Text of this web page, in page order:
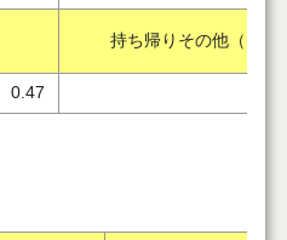
持ち帰りその他（Ｇ）
0.47